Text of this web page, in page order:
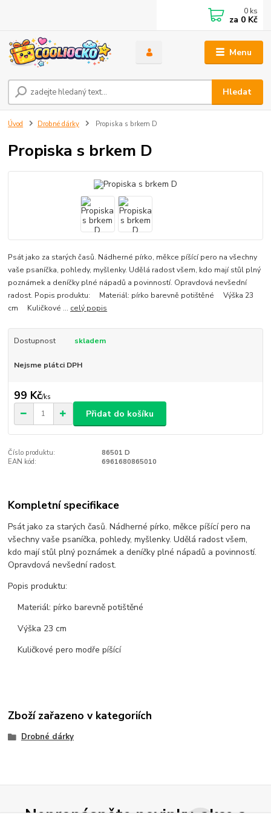
Menu
Hledat
0 ks
za 0 Kč
Úvod Drobné dárky Propiska s brkem D
Propiska s brkem D
Psát jako za starých časů. Nádherné pírko, měkce píšící pero na všechny
vaše psaníčka, pohledy, myšlenky. Udělá radost všem, kdo mají stůl plný
poznámek a deníčky plné nápadů a povinností. Opravdová nevšední
radost. Popis produktu: Materiál: pírko barevně potištěné Výška 23
cm Kuličkové ... celý popis
Dostupnost skladem
Nejsme plátci DPH
99 Kč/ks
Přidat do košíku
Číslo produktu:
86501 D
EAN kód:
6961680865010
Kompletní specifikace
Psát jako za starých časů. Nádherné pírko, měkce píšící pero na
všechny vaše psaníčka, pohledy, myšlenky. Udělá radost všem,
kdo mají stůl plný poznámek a deníčky plné nápadů a povinností.
Opravdová nevšední radost.
Popis produktu:
Materiál: pírko barevně potištěné
Výška 23 cm
Kuličkové pero modře píšící
Zboží zařazeno v kategoriích
Drobné dárky